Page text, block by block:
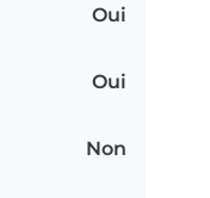
Oui
Oui
Non